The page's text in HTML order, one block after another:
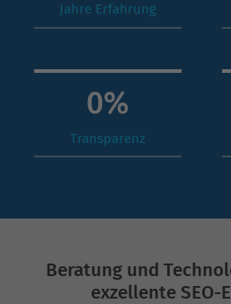
Jahre Erfahrung
0%
Transparenz
Beratung und
exzellente SEO-